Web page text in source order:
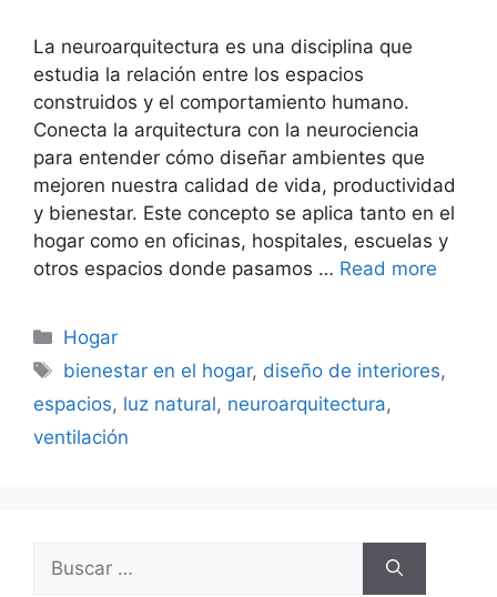
La neuroarquitectura es una disciplina que
estudia la relación entre los espacios
construidos y el comportamiento humano.
Conecta la arquitectura con la neurociencia
para entender cómo diseñar ambientes que
mejoren nuestra calidad de vida, productividad
y bienestar. Este concepto se aplica tanto en el
hogar como en oficinas, hospitales, escuelas y
otros espacios donde pasamos … Read more
Categorías
Hogar
Etiquetas
bienestar en el hogar, diseño de interiores,
espacios, luz natural, neuroarquitectura,
ventilación